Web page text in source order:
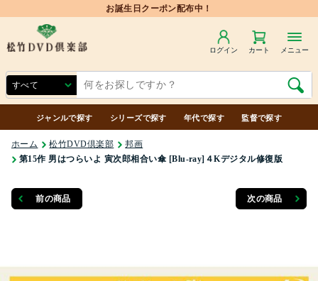
ログイン カート メニュー
ジャンルで探す シリーズで探す 年代で探す 監督で探す
ホーム 松竹DVD倶楽部
邦画
第15作 男はつらいよ 寅次郎相合い傘 [Blu-ray]４Kデジタル修復版
前の商品 次の商品